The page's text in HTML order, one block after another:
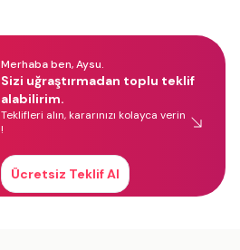
Merhaba ben, Aysu.
Sizi uğraştırmadan toplu teklif
alabilirim.
Teklifleri alın, kararınızı kolayca verin
!
Ücretsiz Teklif Al